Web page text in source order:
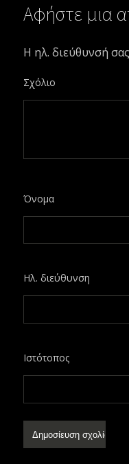
Αφήστε μια
Η ηλ. διεύθυνσή
Σχόλιο
Όνομα
Ηλ. διεύθυνση
Ιστότοπος